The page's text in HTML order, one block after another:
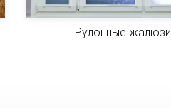
Рулонные жалюзи